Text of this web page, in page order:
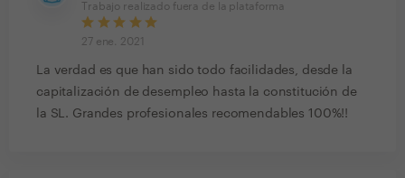
Trabajo realizado fuera de la plataforma
27 ene. 2021
La verdad es que han sido todo facilidades, desde la
capitalización de desempleo hasta la constitución de
la SL. Grandes profesionales recomendables 100%!!